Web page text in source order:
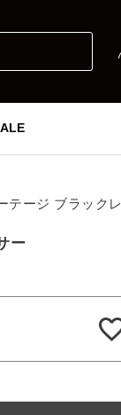
テージ ブラックレ
ー